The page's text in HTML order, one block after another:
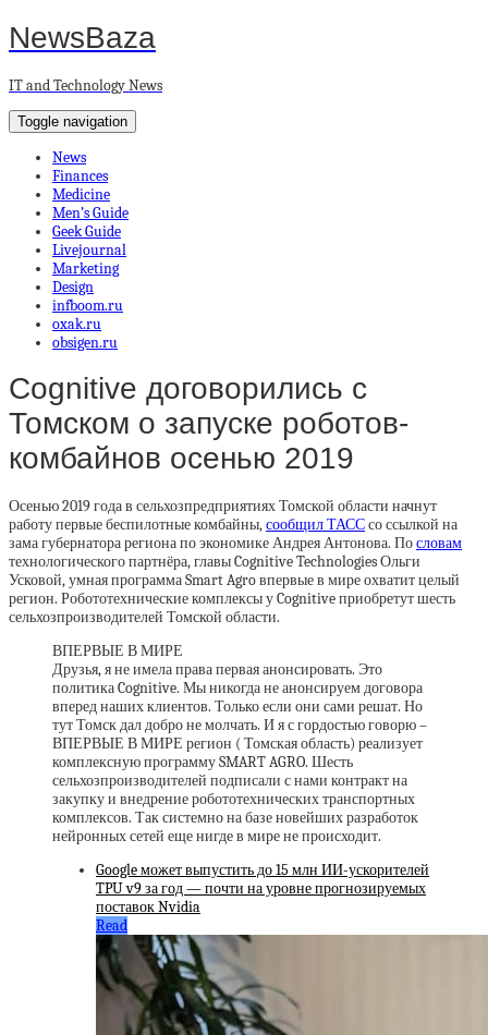
NewsBaza
IT and Technology News
Toggle navigation
News
Finances
Medicine
Men’s Guide
Geek Guide
Livejournal
Marketing
Design
infboom.ru
oxak.ru
obsigen.ru
Cognitive договорились с
Томском о запуске роботов-
комбайнов осенью 2019
Осенью 2019 года в сельхозпредприятиях Томской области начнут
работу первые беспилотные комбайны,сообщил ТАССсо ссылкой на
зама губернатора региона по экономике Андрея Антонова. Пословам
технологического партнёра, главы Cognitive Technologies Ольги
Усковой, умная программа Smart Agro впервые в мире охватит целый
регион. Робототехнические комплексы у Cognitive приобретут шесть
сельхозпроизводителей Томской области.
ВПЕРВЫЕ В МИРЕ
Друзья, я не имела права первая анонсировать. Это
политика Cognitive. Мы никогда не анонсируем договора
вперед наших клиентов. Только если они сами решат. Но
тут Томск дал добро не молчать. И я с гордостью говорю –
ВПЕРВЫЕ В МИРЕ регион ( Томская область) реализует
комплексную программу SMART AGRO. Шесть
сельхозпроизводителей подписали с нами контракт на
закупку и внедрение робототехнических транспортных
комплексов. Так системно на базе новейших разработок
нейронных сетей еще нигде в мире не происходит.
Google может выпустить до 15 млн ИИ-ускорителей
TPU v9 за год — почти на уровне прогнозируемых
поставок Nvidia
Read